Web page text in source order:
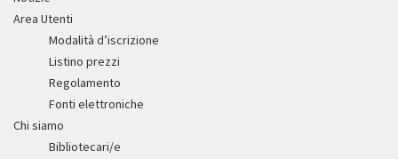
Area Utenti
Modalità d’iscrizione
Listino prezzi
Regolamento
Fonti elettroniche
Chi siamo
Bibliotecari/e